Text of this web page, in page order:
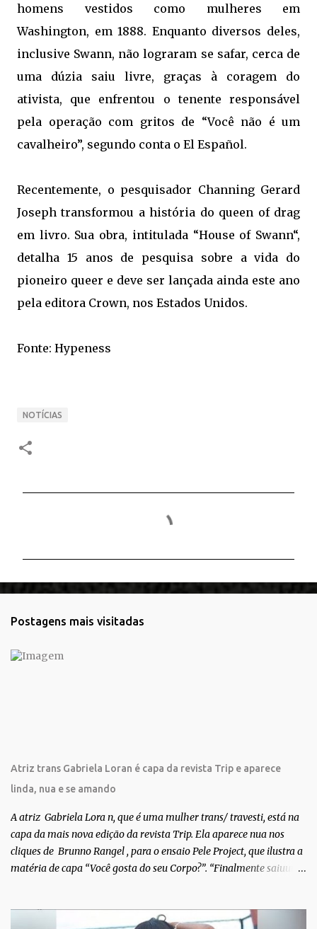
homens vestidos como mulheres em
Washington, em 1888. Enquanto diversos deles,
inclusive Swann, não lograram se safar, cerca de
uma dúzia saiu livre, graças à coragem do
ativista, que enfrentou o tenente responsável
pela operação com gritos de “Você não é um
cavalheiro”, segundo conta o El Español.
Recentemente, o pesquisador Channing Gerard
Joseph transformou a história do queen of drag
em livro. Sua obra, intitulada “House of Swann“,
detalha 15 anos de pesquisa sobre a vida do
pioneiro queer e deve ser lançada ainda este ano
pela editora Crown, nos Estados Unidos.
Fonte: Hypeness
NOTÍCIAS
n
r
Postagens mais visitadas
Atriz trans Gabriela Loran é capa da revista Trip e aparece
linda, nua e se amando
A atriz Gabriela Lora n, que é uma mulher trans/ travesti, está na
capa da mais nova edição da revista Trip. Ela aparece nua nos
cliques de Brunno Rangel , para o ensaio Pele Project, que ilustra a
matéria de capa “Você gosta do seu Corpo?”. “Finalmente saiuuu!!!
convidarem para esse projeto incrível, que fala acima de tudo